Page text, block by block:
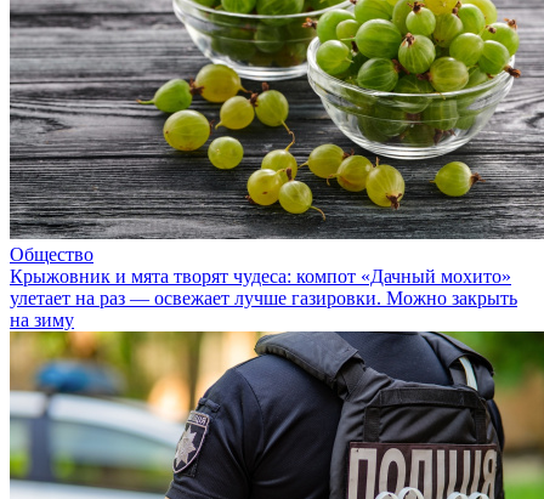
Общество
Крыжовник и мята творят чудеса: компот «Дачный мохито»
улетает на раз — освежает лучше газировки. Можно закрыть
на зиму